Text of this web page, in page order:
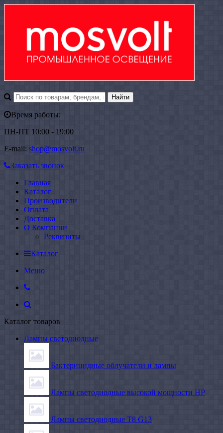
Время работы:
ПН-ПТ 10:00 - 19:00
E-mail: shop@mosvolt.ru
Заказать звонок
Главная
Каталог
Производители
Оплата
Доставка
О Компании
Реквизиты
Каталог
Меню
Каталог товаров
Лампы светодиодные
Бактерицидные облучатели и лампы
Лампы светодиодные высокой мощности HP
Лампы светодиодные Т8 G13